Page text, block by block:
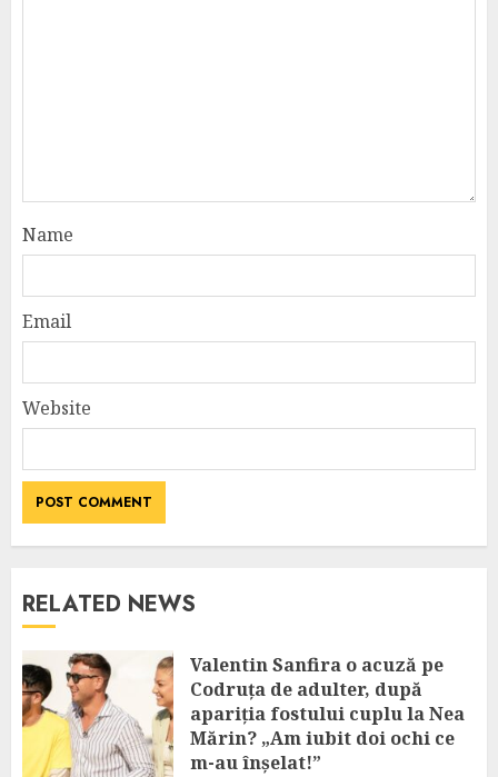
Name
Email
Website
RELATED NEWS
Valentin Sanfira o acuză pe
Codruța de adulter, după
apariția fostului cuplu la Nea
Mărin? „Am iubit doi ochi ce
m-au înșelat!”